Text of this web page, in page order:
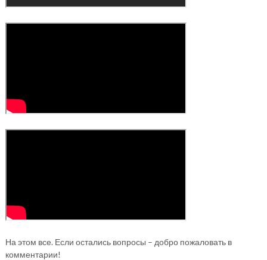
На этом все. Если остались вопросы – добро пожаловать в
комментарии!